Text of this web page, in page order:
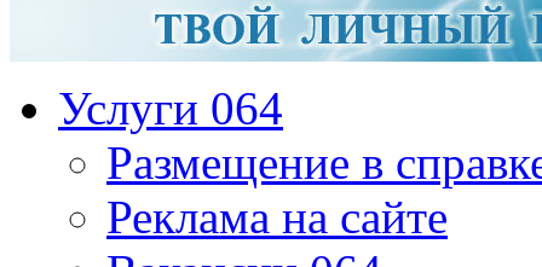
Услуги 064
Размещение в
Реклама на сайте